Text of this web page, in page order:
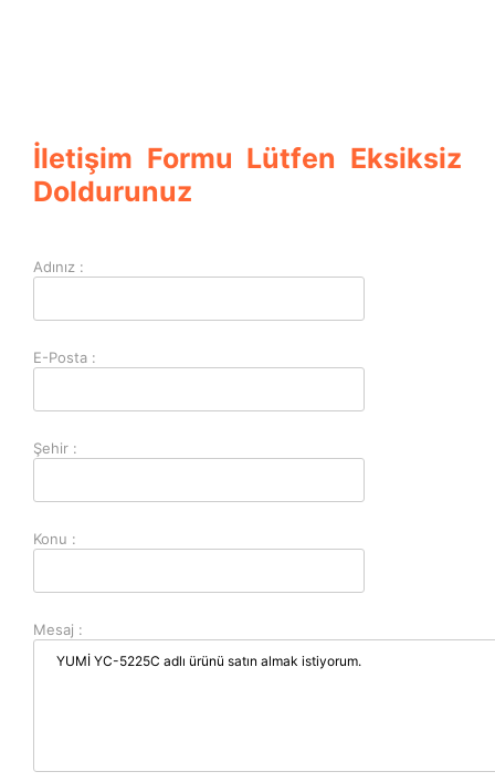
İletişim Formu Lütfen Eksiksiz
Doldurunuz
Adınız :
E-Posta :
Şehir :
Konu :
Mesaj :